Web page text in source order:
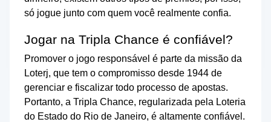
só jogue junto com quem você realmente confia.
Jogar na Tripla Chance é confiável?
Promover o jogo responsável é parte da missão da
Loterj, que tem o compromisso desde 1944 de
gerenciar e fiscalizar todo processo de apostas.
Portanto, a Tripla Chance, regularizada pela Loteria
do Estado do Rio de Janeiro, é altamente confiável.